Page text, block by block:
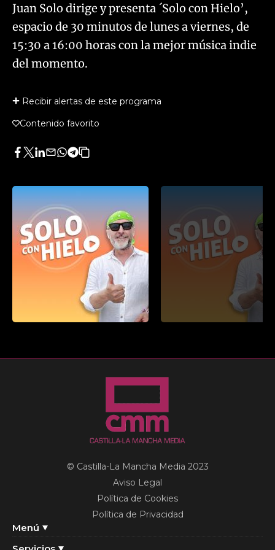
Juan Solo dirige y presenta ´Solo con Hielo’,
espacio de 30 minutos de lunes a viernes, de
15:30 a 16:00 horas con la mejor música indie
del momento.
Recibir alertas de este programa
Contenido favorito
Facebook
Twitter
LinkedIn
Enviar
Whatsapp
Telegram
Copiar
artículo
Menú
© Castilla-La Mancha Media 2023
Aviso Legal
Política de Cookies
Política de Privacidad